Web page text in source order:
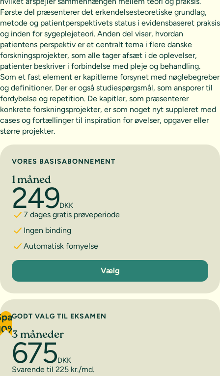
Første del præsenterer det erkendelsesteoretiske grundlag,
metode og patientperspektivets status i evidensbaseret praksis
og inden for sygeplejeteori. Anden del viser, hvordan
patientens perspektiv er et centralt tema i flere danske
forskningsprojekter, som alle tager afsæt i de oplevelser,
patienter beskriver i forbindelse med pleje og behandling.
Som et fast element er kapitlerne forsynet med nøglebegreber
og definitioner. Der er også studiespørgsmål, som ansporer til
fordybelse og repetition. De kapitler, som præsenterer
konkrete forskningsprojekter, er som noget nyt suppleret med
cases og fortællinger til inspiration for øvelser, opgaver eller
større projekter.
Vælg abonnement
VORES BASISABONNEMENT
1 måned
249DKK
7 dages gratis prøveperiode
Ingen binding
Automatisk fornyelse
1 måned
Vælg
GODT VALG TIL EKSAMEN
3 måneder
675DKK
Svarende til 225 kr./md.